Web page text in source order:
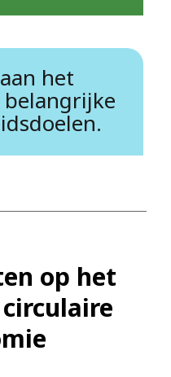
het
belangrijke
op het